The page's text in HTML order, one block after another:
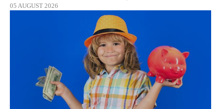
05 AUGUST 2026